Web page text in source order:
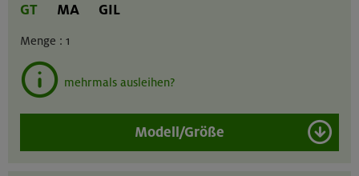
GT MA GIL
Menge : 1
mehrmals ausleihen?
Modell/Größe